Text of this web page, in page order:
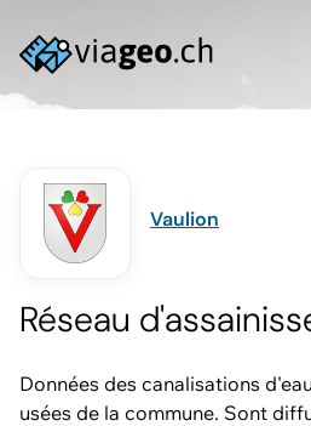
Vaulion
Réseau
Données des canalisations
usées de la commune. Sont